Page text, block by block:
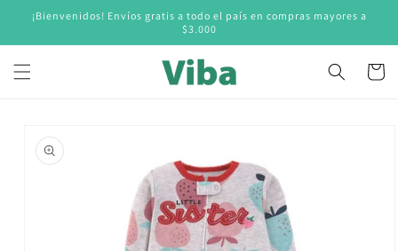
directamente
¡Bienvenidos! Envíos gratis a todo el país en compras mayores a
$3.000
Carrito
información